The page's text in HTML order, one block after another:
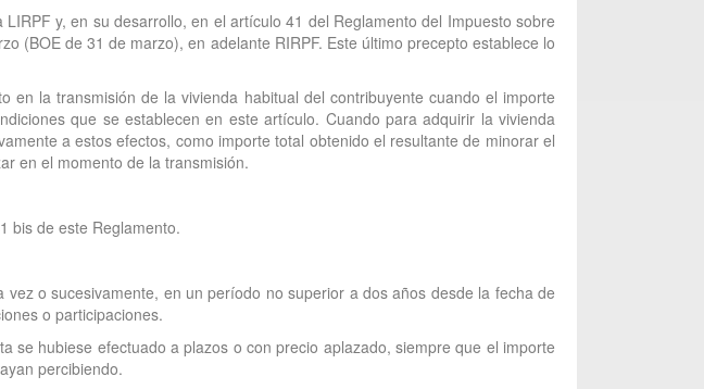
y, en su desarrollo, en el artículo 41 del Reglamento del Impuesto sobre
(BOE de 31 de marzo), en adelante RIRPF. Este último precepto establece lo
la transmisión de la vivienda habitual del contribuyente cuando el importe
que se establecen en este artículo. Cuando para adquirir la vivienda
a estos efectos, como importe total obtenido el resultante de minorar el
en el momento de la transmisión.
bis de este Reglamento.
o sucesivamente, en un período no superior a dos años desde la fecha de
o participaciones.
se hubiese efectuado a plazos o con precio aplazado, siempre que el importe
percibiendo.